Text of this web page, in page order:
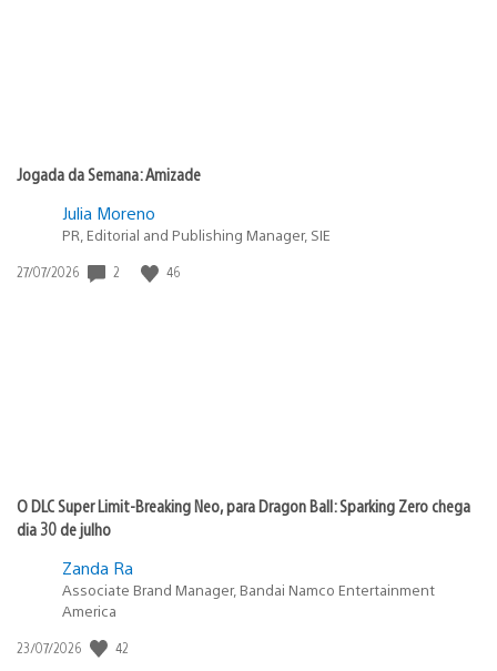
Jogada da Semana: Amizade
Julia Moreno
PR, Editorial and Publishing Manager, SIE
Data
27/07/2026 2 46
O DLC Super Limit-Breaking Neo, para Dragon Ball: Sparking Zero chega
dia 30 de julho
Zanda Ra
Associate Brand Manager, Bandai Namco Entertainment
America
Data
23/07/2026 42